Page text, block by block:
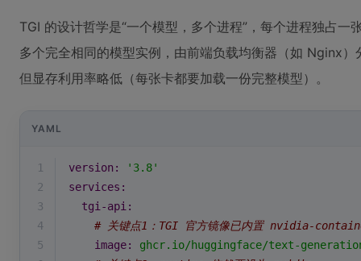
TGI 的设计哲学是“一个模型，多个进程”，每个进程独占
多个完全相同的模型实例，由前端负载均衡器（如 Nginx
但显存利用率略低（每张卡都要加载一份完整模型）。
YAML
1 version:
'3.8'
2
services:
3
tgi-api:
4
# 关键点1：TGI 官方镜像已内置 nvidia-
5
image:
ghcr.io/huggingface/text-